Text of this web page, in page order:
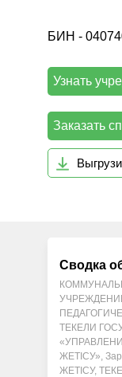
БИН -
Узнать
Заказать
Сводка
ТЕКЕЛИ
ЖЕТІСУ», Зарегистрирован(а) по адресу ОБЛАСТЬ
ЖЕТІСУ,